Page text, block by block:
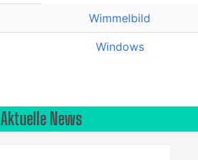
Wimmelbild
Windows
Aktuelle News